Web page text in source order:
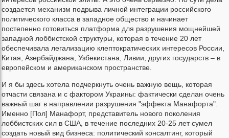
создается механизм подрыва личной интеграции российского
политического класса в западное общество и начинает
постепенно готовиться платформа для разрушения мощнейшей
западной лоббистской структуры, которая в течение 20 лет
обеспечивала легализацию клептократических интересов России,
Китая, Азербайджана, Узбекистана, Ливии, других государств – в
европейском и американском пространстве.
И я бы здесь хотела подчеркнуть очень важную вещь, которая
отчасти связана и с фактором Украины: фактически сделан очень
важный шаг в направлении разрушения "эффекта Манафорта".
Именно [Пол] Манафорт, представитель нового поколения
лоббистских сил в США, в течение последних 20-25 лет сумел
создать новый вид бизнеса: политический консалтинг, который